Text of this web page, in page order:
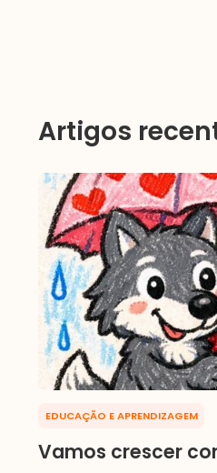
Artigos
EDUCAÇÃO E APRENDIZAGEM
Vamos crescer